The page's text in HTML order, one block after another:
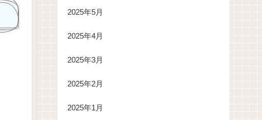
2025年5月
2025年4月
2025年3月
2025年2月
2025年1月